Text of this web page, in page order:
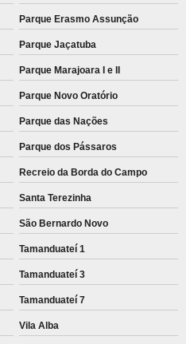
Parque Erasmo Assunção
Parque Jaçatuba
Parque Marajoara I e II
Parque Novo Oratório
Parque das Nações
Parque dos Pássaros
Recreio da Borda do Campo
Santa Terezinha
São Bernardo Novo
Tamanduateí 1
Tamanduateí 3
Tamanduateí 7
Vila Alba